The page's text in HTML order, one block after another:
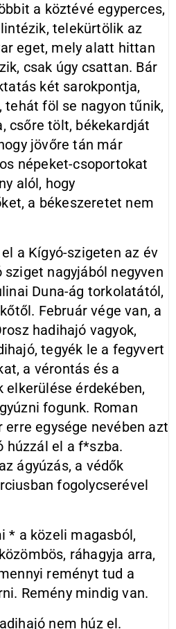
a köztévé egyperces,
telekürtölik az
eget, mely alatt hittan
csak úgy csattan. Bár
két sarokpontja,
föl se nagyon tűnik,
csőre tölt, békekardját
jövőre tán már
népeket-csoportokat
alól, hogy
a békeszeretet nem
a Kígyó-szigeten az év
sziget nagyjából negyven
Duna-ág torkolatától,
Február vége van, a
hadihajó vagyok,
tegyék le a fegyvert
a vérontás és a
érdekében,
fogunk. Roman
egysége nevében azt
húzzál el a f*szba.
ágyúzás, a védők
fogolycserével
* a közeli magasból,
ráhagyja arra,
reményt tud a
Remény mindig van.
nem húz el.